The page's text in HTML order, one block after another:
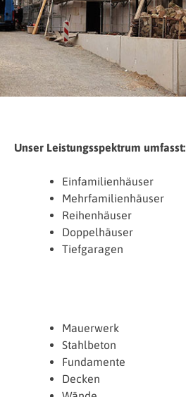
Unser Leistungsspektrum umfasst:
Einfamilienhäuser
Mehrfamilienhäuser
Reihenhäuser
Doppelhäuser
Tiefgaragen
Mauerwerk
Stahlbeton
Fundamente
Decken